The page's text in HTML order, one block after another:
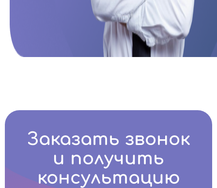
Заказать звонок
и получить
консультацию